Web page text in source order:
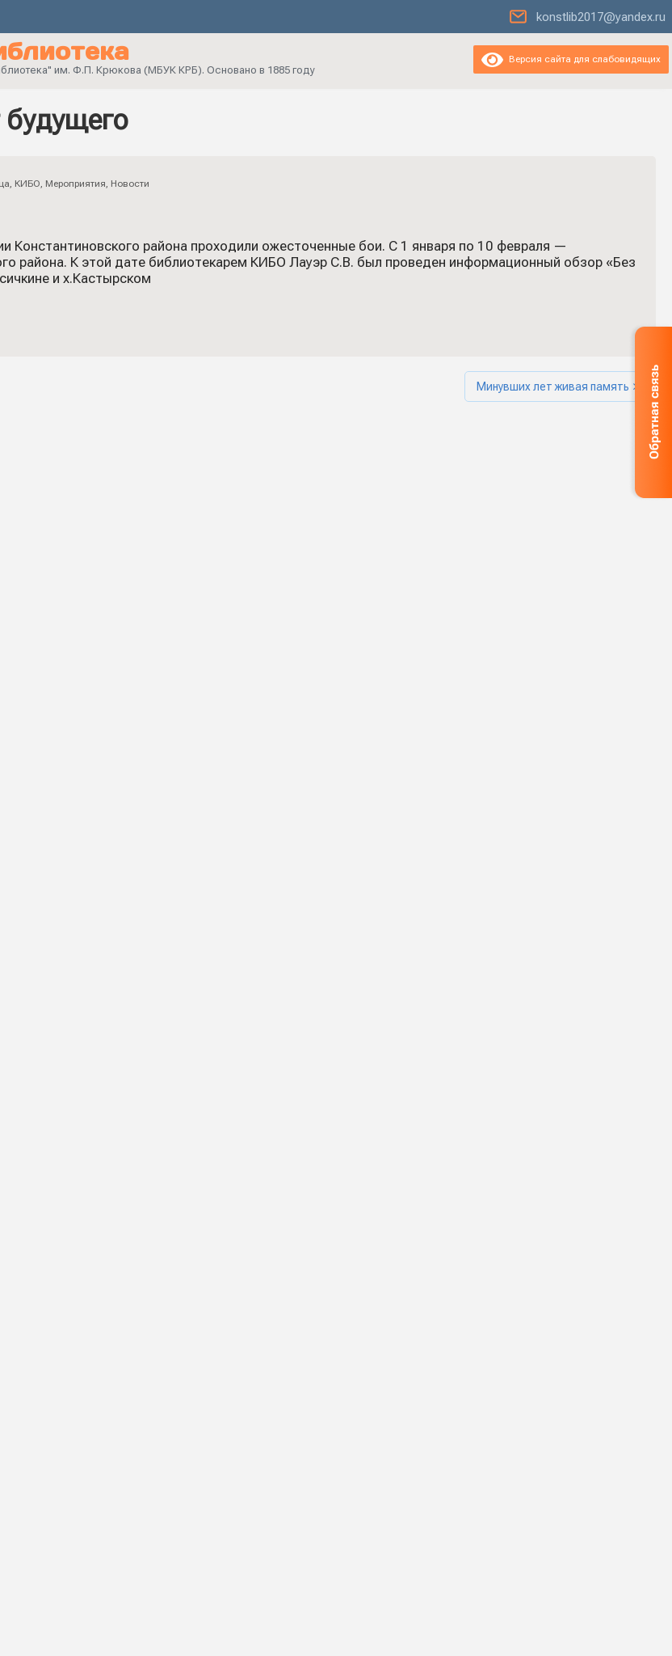
konstlib2017@yandex.ru
им. Ф.П. Крюкова (МБУК КРБ). Основано в 1885 году
Версия сайта для слабовидящих
будущего
, КИБО, Мероприятия, Новости
Константиновского района проходили ожесточенные бои. С 1 января по 10 февраля —
района. К этой дате библиотекарем КИБО Лауэр С.В. был проведен информационный обзор «Без
и х.Кастырском
Минувших лет живая память